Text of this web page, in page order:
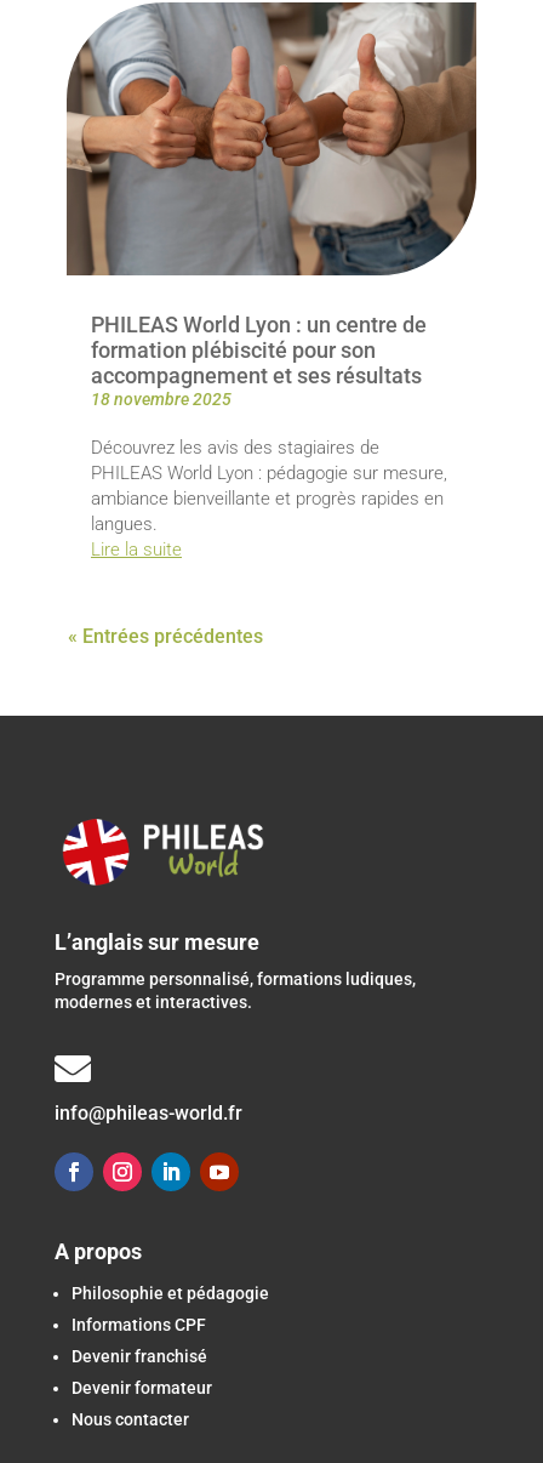
PHILEAS World Lyon : un centre de
formation plébiscité pour son
accompagnement et ses résultats
18 novembre 2025
Découvrez les avis des stagiaires de
PHILEAS World Lyon : pédagogie sur mesure,
ambiance bienveillante et progrès rapides en
langues.
Lire la suite
« Entrées précédentes
L’anglais sur mesure
Programme personnalisé, formations ludiques,
modernes et interactives.

info@phileas-world.fr
A propos
Philosophie et pédagogie
Informations CPF
Devenir franchisé
Devenir formateur
Nous contacter